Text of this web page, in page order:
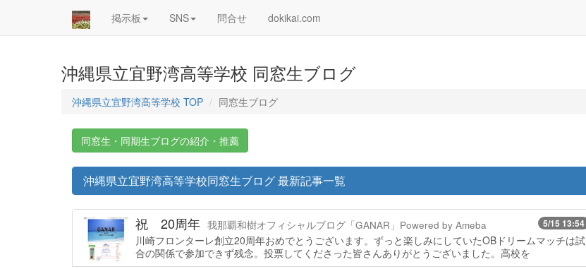
掲示板 SNS 問合せ dokikai.com
沖縄県立宜野湾高等学校 同窓生ブログ
沖縄県立宜野湾高等学校 TOP 同窓生ブログ
同窓生・同期生ブログの紹介・推薦
沖縄県立宜野湾高等学校同窓生ブログ 最新記事一覧
5/15 13:54
祝 20周年 我那覇和樹オフィシャルブログ「GANAR」Powered by Ameba
川崎フロンターレ創立20周年おめでとうございます。ずっと楽しみにしていたOBドリームマッチは試
合の関係で参加できず残念。投票してくださった皆さんありがとうございました。高校を